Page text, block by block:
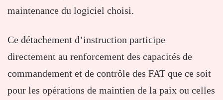
maintenance du logiciel choisi.
Ce détachement d’instruction participe
directement au renforcement des capacités de
commandement et de contrôle des FAT que ce soit
pour les opérations de maintien de la paix ou celles